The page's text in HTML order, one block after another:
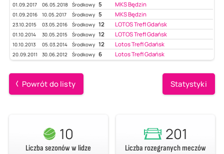
01.09.2017 06.05.2018 Środkowy 5 MKS Będzin
01.09.2016 10.05.2017 Środkowy 5 MKS Będzin
23.10.2015 03.05.2016 Środkowy 12 LOTOS Trefl Gdańsk
01.10.2014 30.05.2015 Środkowy 12 LOTOS Trefl Gdańsk
10.10.2013 05.03.2014 Środkowy 12 Lotos Trefl Gdańsk
20.09.2011 30.06.2012 Środkowy 6 Lotos Trefl Gdańsk
Powrót do listy Statystyki
10
Liczba sezonów w lidze
201
Liczba rozegranych meczów